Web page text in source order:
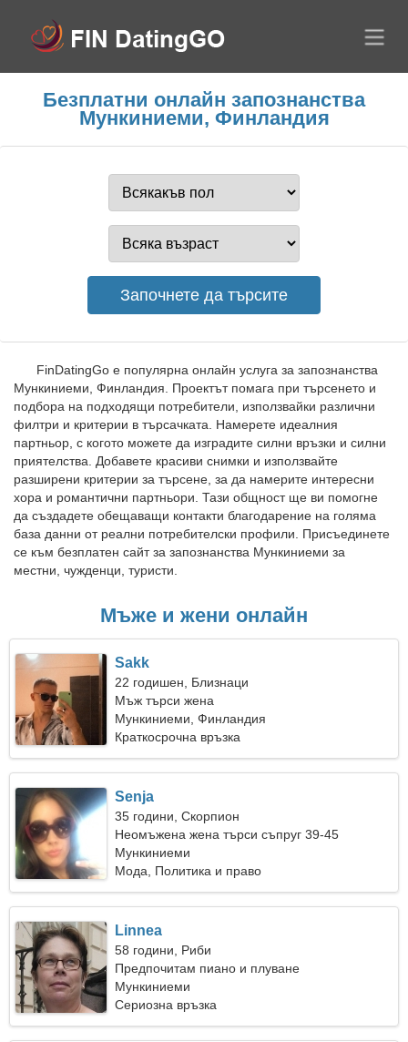
Безплатни онлайн запознанства
Мункиниеми, Финландия
FinDatingGo е популярна онлайн услуга за запознанства
Мункиниеми, Финландия. Проектът помага при търсенето и
подбора на подходящи потребители, използвайки различни
филтри и критерии в търсачката. Намерете идеалния
партньор, с когото можете да изградите силни връзки и силни
приятелства. Добавете красиви снимки и използвайте
разширени критерии за търсене, за да намерите интересни
хора и романтични партньори. Тази общност ще ви помогне
да създадете обещаващи контакти благодарение на голяма
база данни от реални потребителски профили. Присъединете
се към безплатен сайт за запознанства Мункиниеми за
местни, чужденци, туристи.
Мъже и жени онлайн
Sakk
22 годишен, Близнаци
Мъж търси жена
Мункиниеми, Финландия
Краткосрочна връзка
Senja
35 години, Скорпион
Неомъжена жена търси съпруг 39-45
Мункиниеми
Мода, Политика и право
Linnea
58 години, Риби
Предпочитам пиано и плуване
Мункиниеми
Сериозна връзка